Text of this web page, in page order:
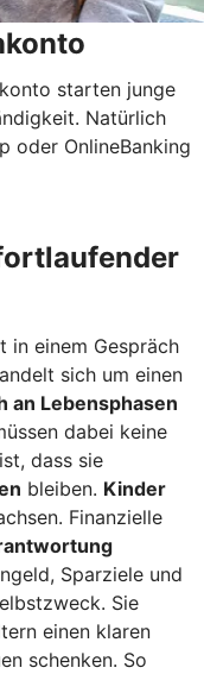
starten junge
Natürlich
oder OnlineBanking
in einem Gespräch
sich um einen
an Lebensphasen
dabei keine
dass sie
bleiben. Kinder
Finanzielle
Sparziele und
Sie
einen klaren
schenken. So